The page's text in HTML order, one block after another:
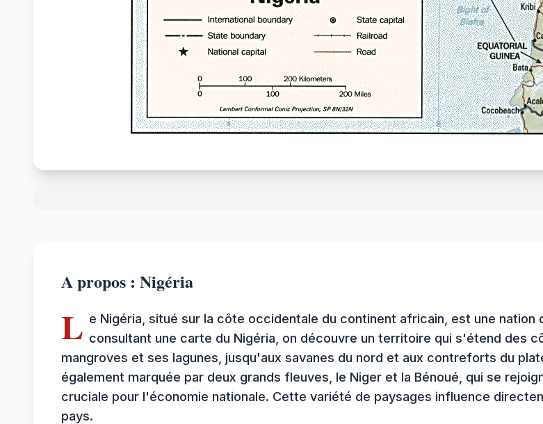
A propos : Nigéria
L e Nigéria, situé sur la côte occidentale du continent africain, est une nation
consultant une carte du Nigéria, on découvre un territoire qui s'étend des
mangroves et ses lagunes, jusqu'aux savanes du nord et aux contreforts du
également marquée par deux grands fleuves, le Niger et la Bénoué, qui se
cruciale pour l'économie nationale. Cette variété de paysages influence
pays.